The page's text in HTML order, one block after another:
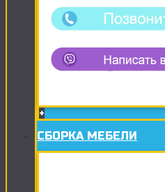
+
СБОРКА МЕБЕЛИ